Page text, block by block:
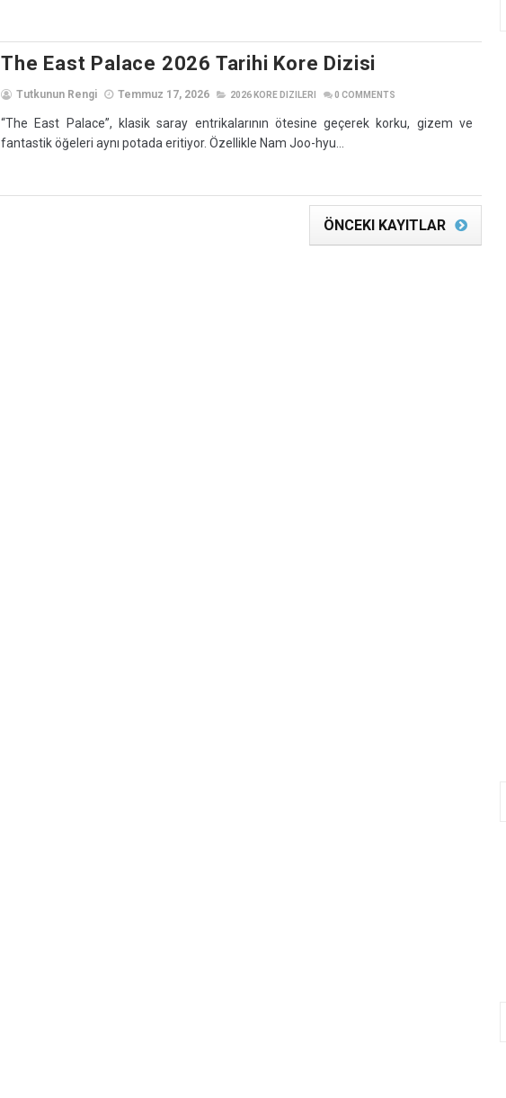
The East Palace 2026 Tarihi Kore Dizisi
Tutkunun Rengi Temmuz 17, 2026 2026 KORE DIZILERI 0 COMMENTS
“The East Palace”, klasik saray entrikalarının ötesine geçerek korku, gizem ve
fantastik öğeleri aynı potada eritiyor. Özellikle Nam Joo-hyu...
ÖNCEKI KAYITLAR